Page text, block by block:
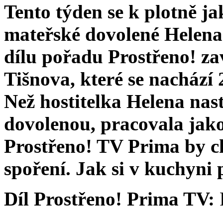
Tento týden se k plotně
mateřské dovolené
dílu pořadu Prostřeno!
Tišnova, které se nachází
Než hostitelka Helena
dovolenou, pracovala
Prostřeno! TV Prima by
spoření. Jak si v kuchyni
Díl Prostřeno! Prima TV: